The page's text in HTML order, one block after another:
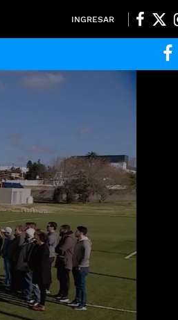
INGRESAR